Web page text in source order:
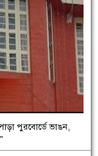
পুরবোর্ডে ভাঙন,